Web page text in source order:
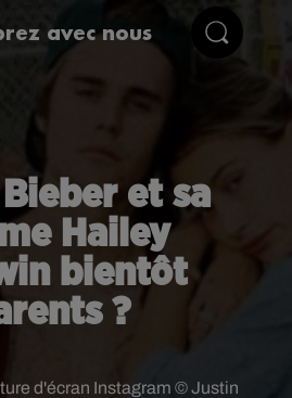
avec nous
et sa
Hailey
bientôt
?
d'écran Instagram © Justin